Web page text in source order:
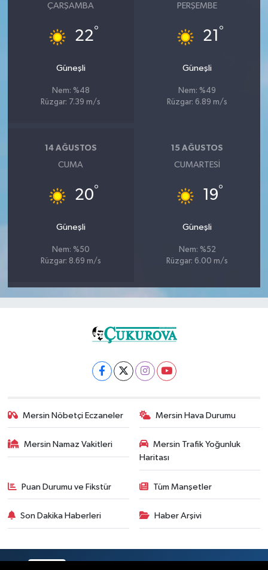
ÇARŞAMBA
22°
Güneşli
Nem: %48
Rüzgar: 7.39 m/s
PERŞEMBE
21 °
Güneşli
Nem: %49
Rüzgar: 6.89 m/s
14 AĞUSTOS
CUMA
20°
Güneşli
Nem: %50
Rüzgar: 8.69 m/s
15 AĞUSTOS
CUMARTESI
19°
Güneşli
Nem: %52
Rüzgar: 6.00 m/s
Mersin Nöbetçi Eczaneler Mersin Hava Durumu
Mersin Namaz Vakitleri
Mersin Trafik Yoğunluk
Haritası
Puan Durumu ve Fikstür Tüm Manşetler
Son Dakika Haberleri Haber Arşivi